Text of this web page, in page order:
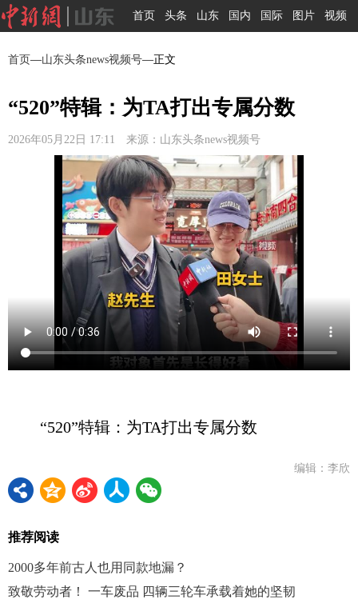
首页 头条 山东 国内 国际 图片 视频
首页—山东头条news视频号—正文
“520”特辑：为TA打出专属分数
2026年05月22日 17:11 来源：山东头条news视频号
“520”特辑：为TA打出专属分数
编辑：李欣
推荐阅读
2000多年前古人也用同款地漏？
致敬劳动者！ 一车废品 四辆三轮车承载着她的坚韧